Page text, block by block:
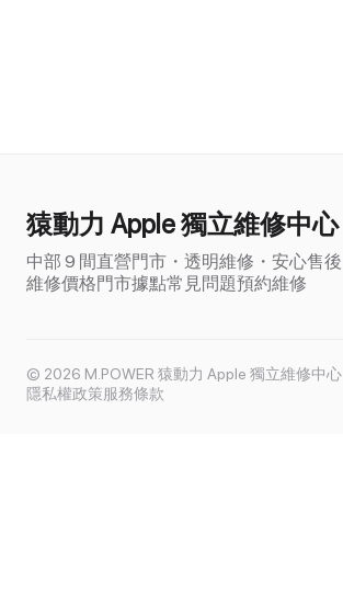
猿動力 Apple 獨立維修中心
中部 9 間直營門市・透明維修・安心售後
維修價格門市據點常見問題預約維修
© 2026 M.POWER 猿動力 Apple 獨立維修中心
隱私權政策服務條款